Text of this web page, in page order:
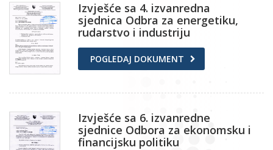
Izvješće sa 4. izvanredna
sjednica Odbra za energetiku,
rudarstvo i industriju
POGLEDAJ DOKUMENT
Izvješće sa 6. izvanredne
sjednice Odbora za ekonomsku i
financijsku politiku